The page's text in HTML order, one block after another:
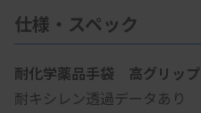
仕様・スペック
耐化学薬品手袋 高グリップ
耐キシレン透過データあり